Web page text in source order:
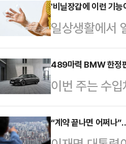
처 장관도 함
'가짜뉴스'인
판을 통제하려
라며 비판을
링크하면서,
'가짜뉴스'라
'비닐장갑에 이런 기
일상생활에서
때는 음식 만
갑은 양념/식
소독 주머니
갑은 다진 마
냉동 보관하면
489마력 BMW 한정
이번 주는 수
감을 키웠다.
셀러 에디션으
“계약 끝나면 어쩌나